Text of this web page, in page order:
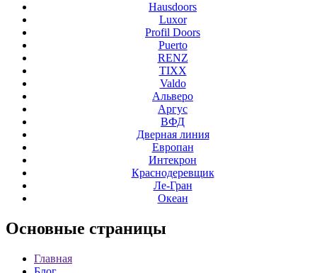
Hausdoors
Luxor
Profil Doors
Puerto
RENZ
TIXX
Valdo
Альверо
Аргус
ВФД
Дверная линия
Европан
Интекрон
Краснодеревщик
Ле-Гран
Океан
Основные страницы
Главная